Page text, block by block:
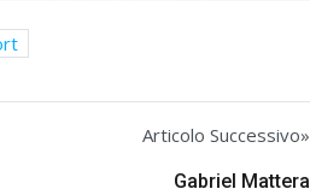
Articolo Successivo»
Gabriel Mattera